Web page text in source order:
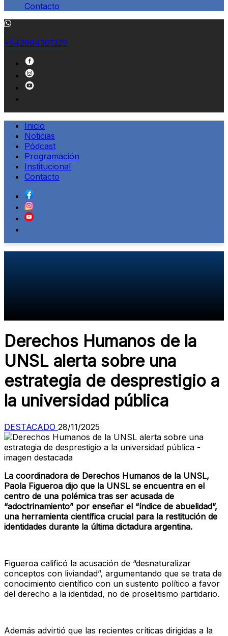
Contacto
+542664361329
Inicio
Noticias
Pódcast
Programación
Institucional
Contacto
Derechos Humanos de la
UNSL alerta sobre una
estrategia de desprestigio a
la universidad pública
DESTACADO 28/11/2025
La coordinadora de Derechos Humanos de la UNSL,
Paola Figueroa dijo que la UNSL se encuentra en el
centro de una polémica tras ser acusada de
“adoctrinamiento” por enseñar el “índice de abuelidad”,
una herramienta científica crucial para la restitución de
identidades durante la última dictadura argentina.
Figueroa calificó la acusación de “desnaturalizar
conceptos con liviandad”, argumentando que se trata de
conocimiento científico con un sustento político a favor
del derecho a la identidad, no de proselitismo partidario.
Además advirtió que las recientes críticas dirigidas a la